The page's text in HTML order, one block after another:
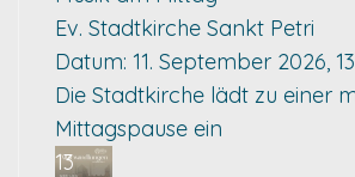
Ev. Stadtkirche Sankt Petri
Datum: 11. September 2026,
Die Stadtkirche lädt zu einer
Mittagspause ein
13